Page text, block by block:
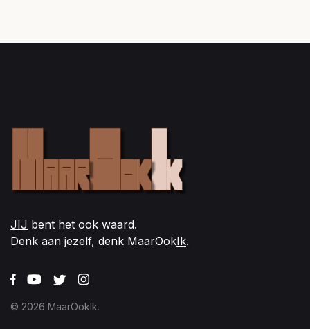
JIJ bent het ook waard.
Denk aan jezelf, denk MaarOokIk.
© 2026 MaarOokIk.